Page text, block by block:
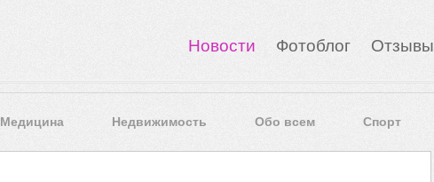
Новости Фотоблог Отзывы
Медицина Недвижимость Обо всем Спорт